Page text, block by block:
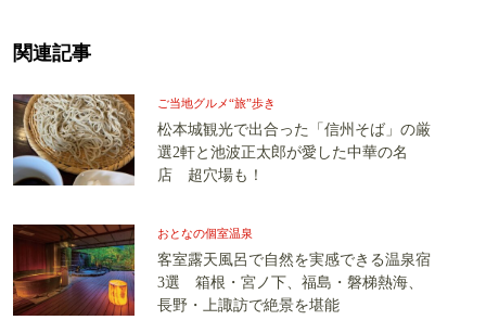
関連記事
ご当地グルメ“旅”歩き
松本城観光で出合った「信州そば」の厳
選2軒と池波正太郎が愛した中華の名
店 超穴場も！
おとなの個室温泉
客室露天風呂で自然を実感できる温泉宿
3選 箱根・宮ノ下、福島・磐梯熱海、
長野・上諏訪で絶景を堪能